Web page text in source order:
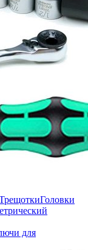
Головки
для